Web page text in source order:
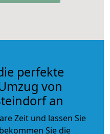
perfekte
von
an
Zeit und lassen Sie
Sie die